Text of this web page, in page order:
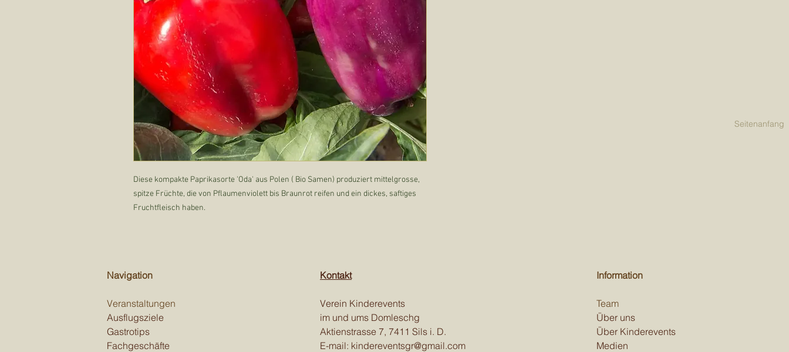
Seitenanfang
Diese kompakte Paprikasorte 'Oda' aus Polen ( Bio Samen) produziert mittelgrosse,
spitze Früchte, die von Pflaumenviolett bis Braunrot reifen und ein dickes, saftiges
Fruchtfleisch haben.
Navigation
Veranstaltungen
Ausflugsziele
Gastrotips
Fachgeschäfte
Kontakt
Verein Kinderevents
im und ums Domleschg
Aktienstrasse 7, 7411 Sils i. D.
E-mail: kindereventsgr@gmail.com
Information
Team
Über uns
Über Kinderevents
Medien